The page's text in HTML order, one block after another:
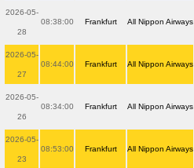
2026-05-
28
08:38:00 Frankfurt All Nippon Airways
2026-05-
27
08:44:00 Frankfurt All Nippon Airways
2026-05-
26
08:34:00 Frankfurt All Nippon Airways
2026-05-
23
08:53:00 Frankfurt All Nippon Airways